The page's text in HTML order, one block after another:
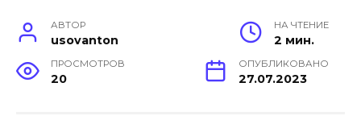
АВТОР
usovanton
НА ЧТЕНИЕ
2 мин.
ПРОСМОТРОВ
20
ОПУБЛИКОВАНО
27.07.2023